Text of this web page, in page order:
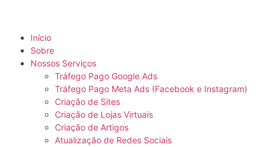
Início
Sobre
Nossos Serviços
Tráfego Pago Google Ads
Tráfego Pago Meta Ads (Facebook e Instagram)
Criação de Sites
Criação de Lojas Virtuais
Criação de Artigos
Atualização de Redes Sociais